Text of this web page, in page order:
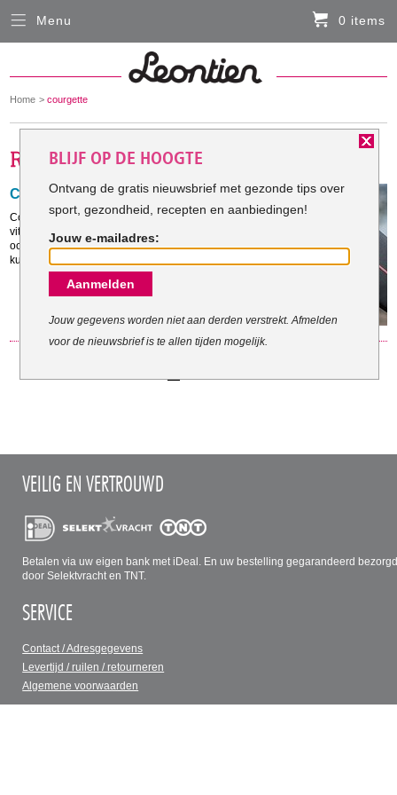
You
here:
Home courgette
Courgette bolognese
Courgettes zijn hartstikke gezond en zitten vol met
vitamines, mineralen en vezels. Daarnaast bevat het
ook nog eens weinig calorieën. En wat ook leuk is: je
kunt er een prima pasta van maken.
Menu 0 items
VEILIG EN VERTROUWD
Betalen via uw eigen bank met iDeal. En uw bestelling gegarandeerd
door Selektvracht en TNT.
SERVICE
Contact / Adresgegevens
Levertijd / ruilen / retourneren
Algemene voorwaarden
Sluiten
HARDLOOPKLEDING
FIETSKLEDING
SERVICE
Inloggen
Contact- en adresgegevens
Levertijd, retourneren, ruilen
BLIJF OP DE HOOGTE
Ontvang de gratis nieuwsbrief met gezonde tips over
sport, gezondheid, recepten en aanbiedingen!
Jouw e-mailadres:
Aanmelden
Jouw gegevens worden niet aan derden verstrekt. Afmelden
voor de nieuwsbrief is te allen tijden mogelijk.